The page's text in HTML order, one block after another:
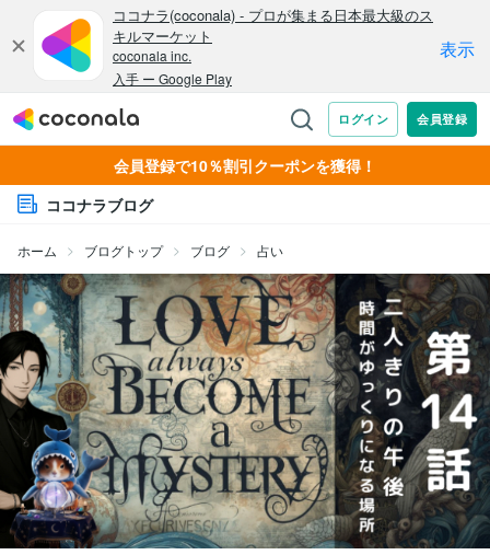
会員登録で10％割引クーポンを獲得！
ココナラブログ
ホーム ブログトップ ブログ 占い